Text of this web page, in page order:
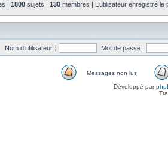
| 1800 sujets | 130 membres | L’utilisateur enregistré
Nom d’utilisateur : Mot de passe :
Messages non lus
Développé par